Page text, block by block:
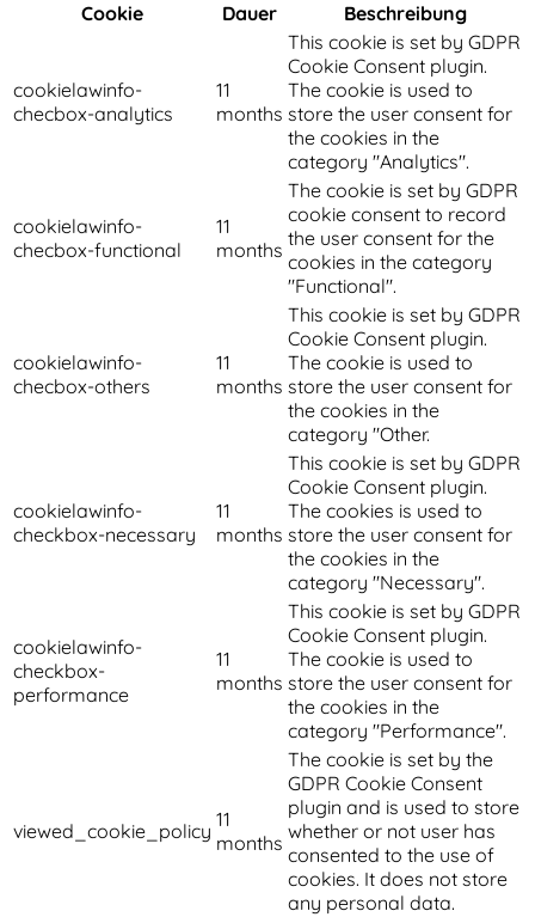
Cookie
Dauer Beschreibung
cookielawinfo-
checbox-analytics
11
months
This cookie is set by GDPR
Cookie Consent plugin.
The cookie is used to
store the user consent for
the cookies in the
category "Analytics".
cookielawinfo-
checbox-functional
11
months
The cookie is set by GDPR
cookie consent to record
the user consent for the
cookies in the category
"Functional".
cookielawinfo-
checbox-others
11
months
This cookie is set by GDPR
Cookie Consent plugin.
The cookie is used to
store the user consent for
the cookies in the
category "Other.
cookielawinfo-
checkbox-necessary
11
months
This cookie is set by GDPR
Cookie Consent plugin.
The cookies is used to
store the user consent for
the cookies in the
category "Necessary".
cookielawinfo-
checkbox-
performance
11
months
This cookie is set by GDPR
Cookie Consent plugin.
The cookie is used to
store the user consent for
the cookies in the
category "Performance".
viewed_cookie_policy 11
months
The cookie is set by the
GDPR Cookie Consent
plugin and is used to store
whether or not user has
consented to the use of
cookies. It does not store
any personal data.